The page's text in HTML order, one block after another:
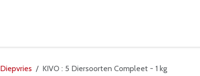
Diepvries KIVO : 5 Diersoorten Compleet - 1 kg